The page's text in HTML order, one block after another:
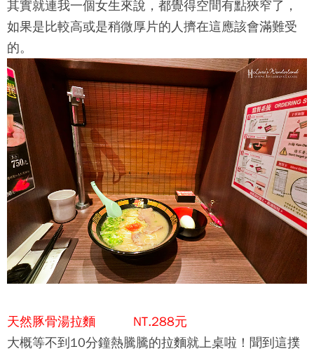
其實就連我一個女生來說，都覺得空間有點狹窄了，
如果是比較高或是稍微厚片的人擠在這應該會滿難受
的。
天然豚骨湯拉麵 NT.288元
大概等不到10分鐘熱騰騰的拉麵就上桌啦！聞到這撲